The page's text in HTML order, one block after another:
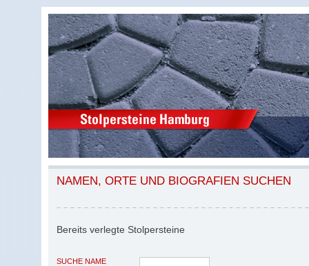
NAMEN, ORTE UND BIOGRAFIEN SUCHEN
Bereits verlegte Stolpersteine
SUCHE NAME